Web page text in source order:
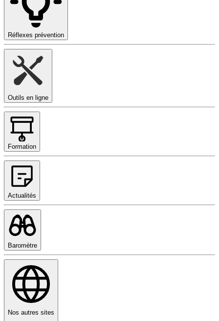
Réflexes prévention
Outils en ligne
Formation
Actualités
Baromètre
Nos autres sites